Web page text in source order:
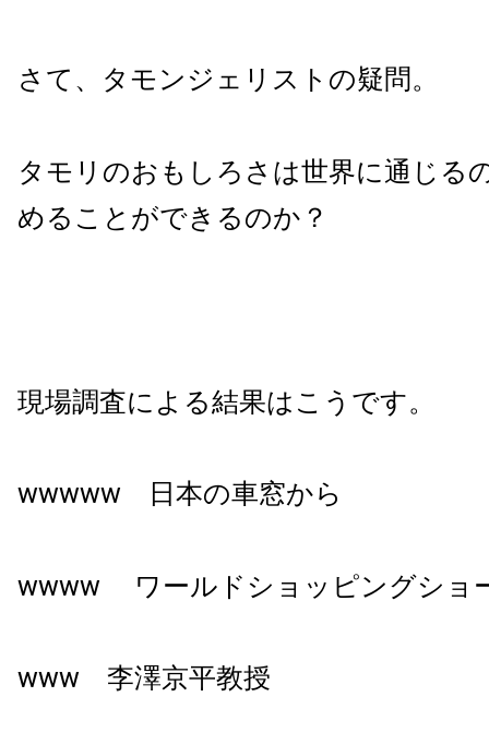
さて、タモンジェリストの疑問。
タモリのおもしろさは世界に通じる
めることができるのか？
現場調査による結果はこうです。
wwwww 日本の車窓から
wwww ワールドショッピングショ
www 李澤京平教授